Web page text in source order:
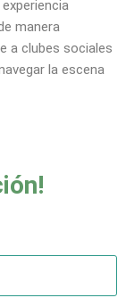
manera
a clubes sociales
la escena